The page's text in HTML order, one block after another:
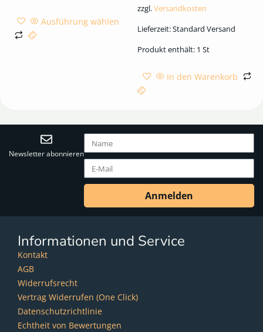
Ausführung wählen
zzgl.Versandkosten
Lieferzeit:Standard Versand
Produkt enthält: 1 St
In den Warenkorb
Newsletter abonnieren
Anmelden
Informationen und Service
Kontakt
AGB
Widerrufsrecht
Vertrag Widerrufen (One Click)
Datenschutzrichtlinie
Echtheit von Bewertungen